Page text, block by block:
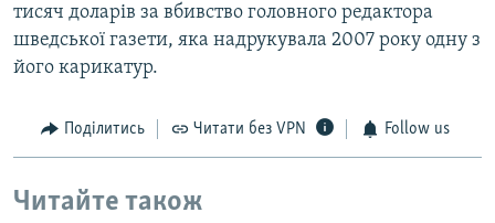
тисяч доларів за вбивство головного редактора
шведської газети, яка надрукувала 2007 року одну з
його карикатур.
Поділитись Читати без VPN Follow us
Читайте також